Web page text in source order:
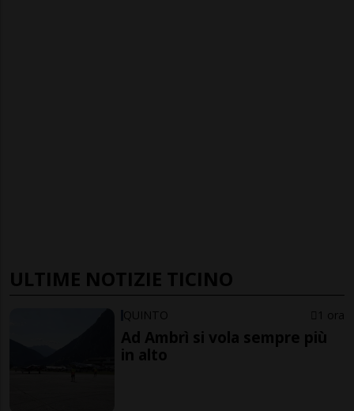
ULTIME NOTIZIE TICINO
QUINTO 1 ora
Ad Ambrì si vola sempre più
in alto